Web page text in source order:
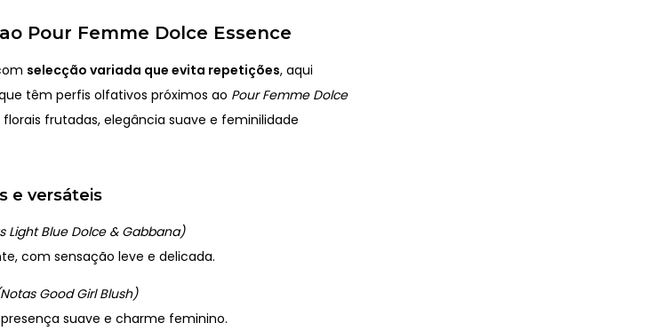
Pour Femme Dolce Essence
selecção variada que evita repetições, aqui
têm perfis olfativos próximos ao Pour Femme Dolce
frutadas, elegância suave e feminilidade
e versáteis
Light Blue Dolce & Gabbana)
com sensação leve e delicada.
Good Girl Blush)
suave e charme feminino.